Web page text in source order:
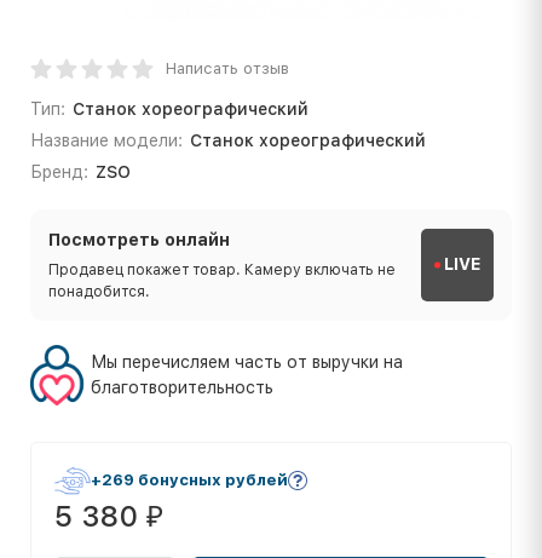
Написать отзыв
Тип: Станок хореографический
Название модели: Станок хореографический
Бренд: ZSO
Посмотреть онлайн
Продавец покажет товар. Камеру включать не
понадобится.
LIVE
Мы перечисляем часть от выручки на
благотворительность
+269 бонусных рублей
5 380 ₽